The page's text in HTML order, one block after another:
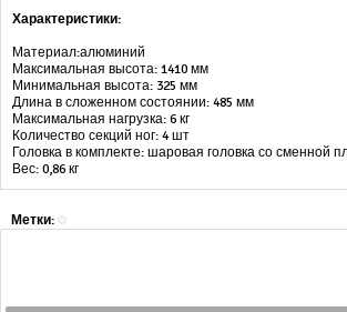
Характеристики:
Материал:алюминий
Максимальная высота: 1410 мм
Минимальная высота: 325 мм
Длина в сложенном состоянии: 485 мм
Максимальная нагрузка: 6 кг
Количество секций ног: 4 шт
Головка в комплекте: шаровая головка со сменной
Вес: 0,86 кг
Метки: